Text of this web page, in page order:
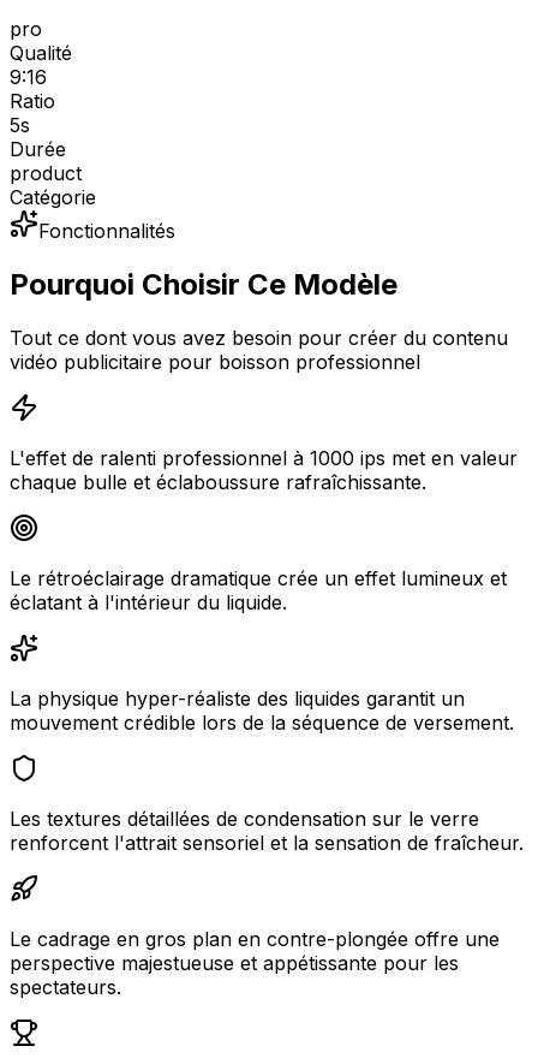
pro
Qualité
9:16
Ratio
5s
Durée
product
Catégorie
Fonctionnalités
Pourquoi Choisir Ce Modèle
Tout ce dont vous avez besoin pour créer du contenu
vidéo publicitaire pour boisson professionnel
L'effet de ralenti professionnel à 1000 ips met en valeur
chaque bulle et éclaboussure rafraîchissante.
Le rétroéclairage dramatique crée un effet lumineux et
éclatant à l'intérieur du liquide.
La physique hyper-réaliste des liquides garantit un
mouvement crédible lors de la séquence de versement.
Les textures détaillées de condensation sur le verre
renforcent l'attrait sensoriel et la sensation de fraîcheur.
Le cadrage en gros plan en contre-plongée offre une
perspective majestueuse et appétissante pour les
spectateurs.